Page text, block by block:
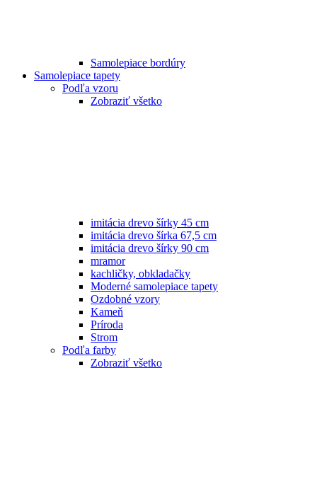
Samolepiace bordúry
Samolepiace tapety
Podľa vzoru
Zobraziť všetko
imitácia drevo šírky 45 cm
imitácia drevo šírka 67,5 cm
imitácia drevo šírky 90 cm
mramor
kachličky, obkladačky
Moderné samolepiace tapety
Ozdobné vzory
Kameň
Príroda
Strom
Podľa farby
Zobraziť všetko